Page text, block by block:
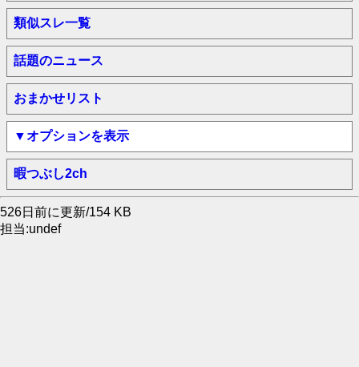
類似スレ一覧
話題のニュース
おまかせリスト
▼オプションを表示
暇つぶし2ch
526日前に更新/154 KB
担当:undef